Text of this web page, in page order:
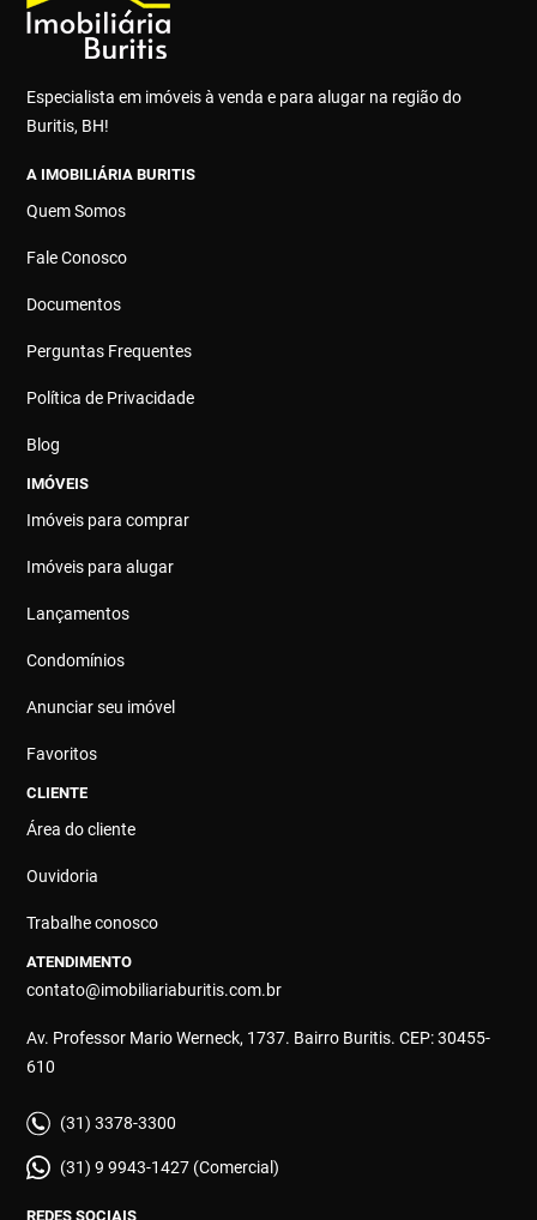
Especialista em imóveis à venda e para alugar na região do
Buritis, BH!
A IMOBILIÁRIA BURITIS
Quem Somos
Fale Conosco
Documentos
Perguntas Frequentes
Política de Privacidade
Blog
IMÓVEIS
Imóveis para comprar
Imóveis para alugar
Lançamentos
Condomínios
Anunciar seu imóvel
Favoritos
CLIENTE
Área do cliente
Ouvidoria
Trabalhe conosco
ATENDIMENTO
contato@imobiliariaburitis.com.br
Av. Professor Mario Werneck, 1737. Bairro Buritis. CEP: 30455-
610
(31) 3378-3300
(31) 9 9943-1427 (Comercial)
REDES SOCIAIS